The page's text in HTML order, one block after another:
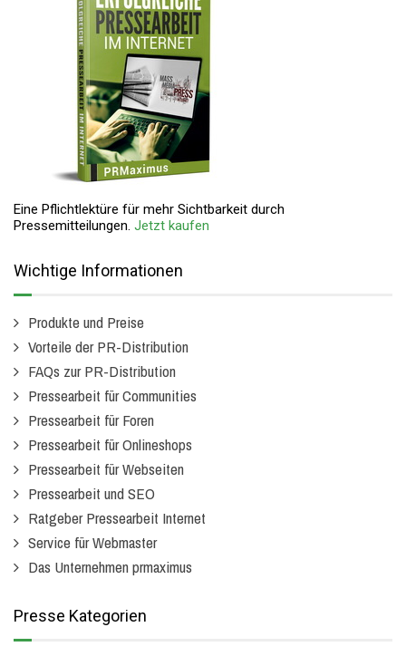
Eine Pflichtlektüre für mehr Sichtbarkeit durch
Pressemitteilungen. Jetzt kaufen
Wichtige Informationen
Produkte und Preise
Vorteile der PR-Distribution
FAQs zur PR-Distribution
Pressearbeit für Communities
Pressearbeit für Foren
Pressearbeit für Onlineshops
Pressearbeit für Webseiten
Pressearbeit und SEO
Ratgeber Pressearbeit Internet
Service für Webmaster
Das Unternehmen prmaximus
Presse Kategorien